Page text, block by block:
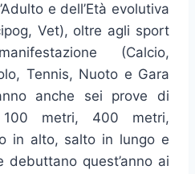
e dell’Età evolutiva
Vet), oltre agli sport
(Calcio,
Tennis, Nuoto e Gara
anche sei prove di
metri, 400 metri,
in alto, salto in lungo e
quest’anno ai